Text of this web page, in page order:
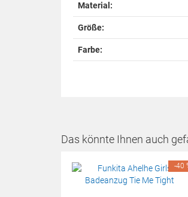
Material:
Größe:
Farbe:
Das könnte Ihnen auch
-40